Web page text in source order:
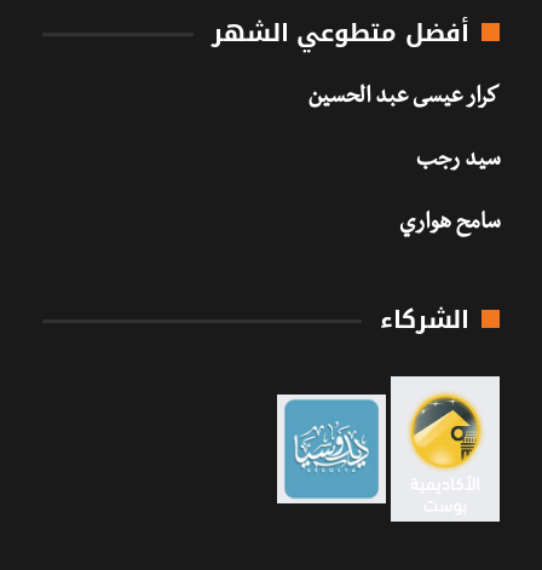
أفضل متطوعي الشهر
كرار عيسى عبد الحسين
سيد رجب
سامح هواري
الشركاء